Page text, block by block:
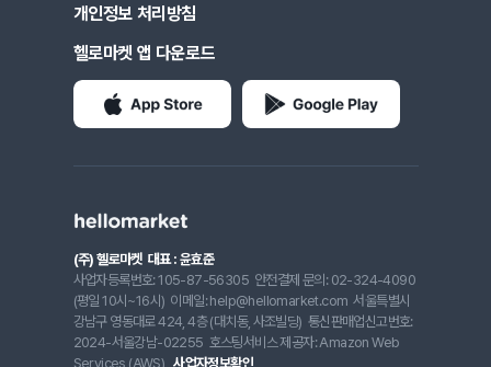
개인정보 처리방침
헬로마켓 앱 다운로드
(주) 헬로마켓 대표 : 윤효준
사업자등록번호: 105-87-56305 안전결제 문의: 02-324-4090
(평일 10시~16시) 이메일: help@hellomarket.com 서울특별시
강남구 영동대로 424, 4층 (대치동, 사조빌딩) 통신판매업신고번호:
2024-서울강남-02255 호스팅서비스 제공자: Amazon Web
Services (AWS) 사업자정보확인